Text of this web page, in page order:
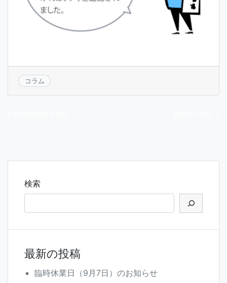
コラム
ビ
ョ
検索
最新の投稿
臨時休業日（9月7日）のお知らせ